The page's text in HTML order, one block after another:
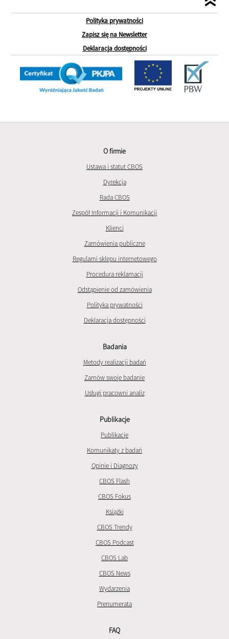
Polityka prywatności
Zapisz się na Newsletter
Deklaracja dostępności
O firmie
Ustawa i statut CBOS
Dyrekcja
Rada CBOS
Zespół Informacji i Komunikacji
Klienci
Zamówienia publiczne
Regulami sklepu internetowego
Procedura reklamacji
Odstąpienie od zamówienia
Polityka prywatności
Deklaracja dostępności
Badania
Metody realizacji badań
Zamów swoje badanie
Usługi pracowni analiz
Publikacje
Publikacje
Komunikaty z badań
Opinie i Diagnozy
CBOS Flash
CBOS Fokus
Książki
CBOS Trendy
CBOS Podcast
CBOS Lab
CBOS News
Wydarzenia
Prenumerata
FAQ